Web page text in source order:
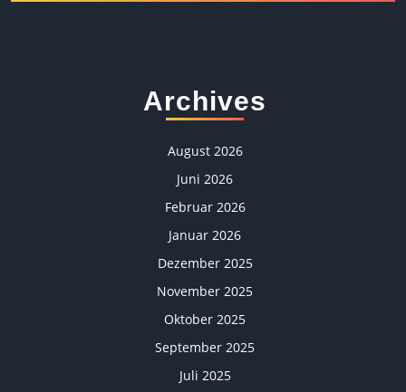
Archives
August 2026
Juni 2026
Februar 2026
Januar 2026
Dezember 2025
November 2025
Oktober 2025
September 2025
Juli 2025